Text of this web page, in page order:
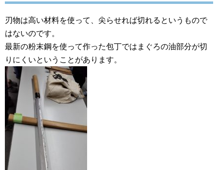
刃物は高い材料を使って、尖らせれば切れるというもので
はないのです。
最新の粉末鋼を使って作った包丁ではまぐろの油部分が切
りにくいということがあります。